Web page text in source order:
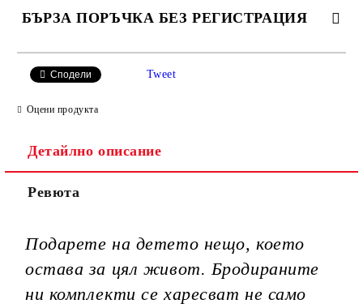
БЪРЗА ПОРЪЧКА БЕЗ РЕГИСТРАЦИЯ
Сподели Tweet
Оцени продукта
Детайлно описание
Ревюта
Подарете на детето нещо, което
остава за цял живот. Бродираните
ни комплекти се харесват не само